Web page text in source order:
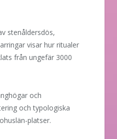
stenåldersdös,
visar hur ritualer
från ungefär 3000
och
och typologiska
platser.